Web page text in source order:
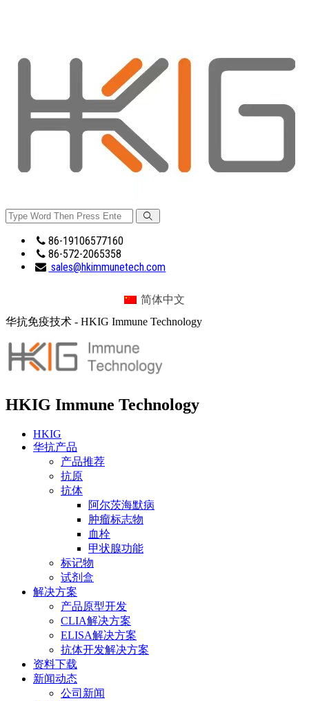
86-19106577160
86-572-2065358
sales@hkimmunetech.com
简体中文
华抗免疫技术 - HKIG Immune Technology
HKIG Immune Technology
HKIG
华抗产品
产品推荐
抗原
抗体
阿尔茨海默病
肿瘤标志物
血栓
甲状腺功能
标记物
试剂盒
解决方案
产品原型开发
CLIA解决方案
ELISA解决方案
抗体开发解决方案
资料下载
新闻动态
公司新闻